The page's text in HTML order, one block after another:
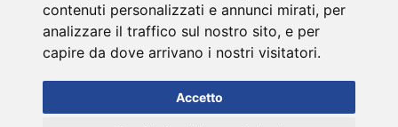
contenuti personalizzati e annunci mirati, per
analizzare il traffico sul nostro sito, e per
capire da dove arrivano i nostri visitatori.
Accetto